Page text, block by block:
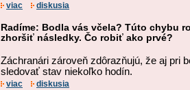
viac diskusia
Radíme: Bodla vás včela? Túto chybu
zhoršiť následky. Čo robiť ako prvé?
Záchranári zároveň zdôrazňujú, že aj pri
sledovať stav niekoľko hodín.
viac diskusia